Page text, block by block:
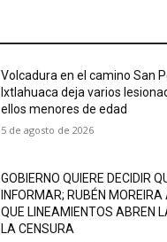
Volcadura en el camino San
Ixtlahuaca deja varios
ellos menores de edad
5 de agosto de 2026
GOBIERNO QUIERE DECIDIR
INFORMAR; RUBÉN MOREIRA
QUE LINEAMIENTOS ABREN
LA CENSURA